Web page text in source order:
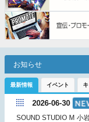
お知らせ
最新情報 イベント
2026-06-30
SOUND STUDIO M 小